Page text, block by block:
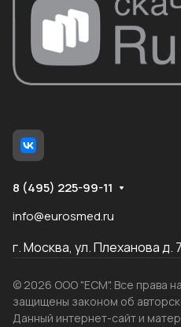
8 (495) 225-99-11
info@eurosmed.ru
г. Москва, ул. Плеханова д. 7
© 2026 ООО "ЕСМ". Все права
защищены законом об
Данный интернет-сайт и